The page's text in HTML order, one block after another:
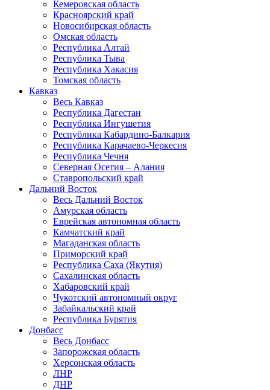
Кемеровская область
Красноярский край
Новосибирская область
Омская область
Республика Алтай
Республика Тыва
Республика Хакасия
Томская область
Кавказ
Весь Кавказ
Республика Дагестан
Республика Ингушетия
Республика Кабардино-Балкария
Республика Карачаево-Черкесия
Республика Чечня
Северная Осетия – Алания
Ставропольский край
Дальний Восток
Весь Дальний Восток
Амурская область
Еврейская автономная область
Камчатский край
Магаданская область
Приморский край
Республика Саха (Якутия)
Сахалинская область
Хабаровский край
Чукотский автономный округ
Забайкальский край
Республика Бурятия
Донбасс
Весь Донбасс
Запорожская область
Херсонская область
ЛНР
ДНР